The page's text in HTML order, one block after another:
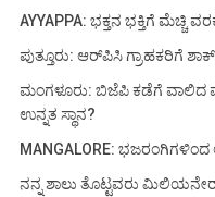
AYYAPPA: ಭಕ್ತನ ಭಕ್ತಿಗೆ ಮೆಚ್ಚಿ
ಪುತ್ತೂರು: ಆರ್‌ಪಿಸಿ ಗ್ರಾಹಕರಿಗೆ
ಮಂಗಳೂರು: ಬಿಜೆಪಿ ಕಡೆಗೆ ವಾಲಿದ
ಉನ್ನತ ಸ್ಥಾನ?
MANGALORE:
ನನ್ನ ಶಾಲು ತೊಟ್ಟವರು